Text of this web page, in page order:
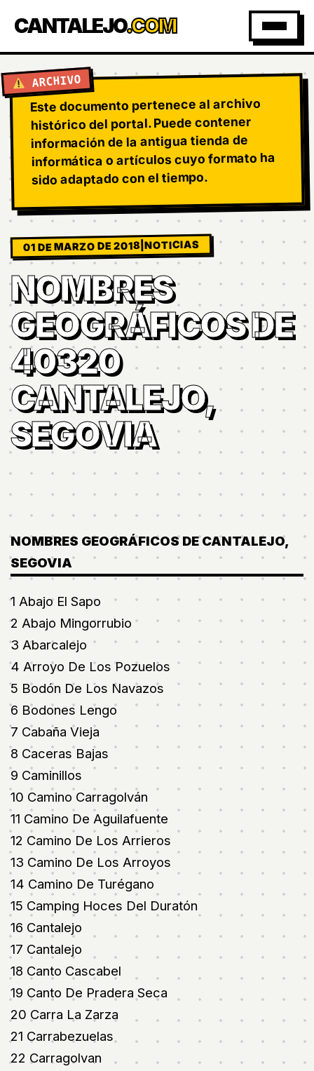
CANTALEJO.COM
ARCHIVO
Este documento pertenece al archivo
histórico del portal. Puede contener
información de la antigua tienda de
informática o artículos cuyo formato ha
sido adaptado con el tiempo.
01 DE MARZO DE 2018|NOTICIAS
NOMBRES
GEOGRÁFICOS DE
40320
CANTALEJO,
SEGOVIA
NOMBRES GEOGRÁFICOS DE CANTALEJO,
SEGOVIA
1 Abajo El Sapo
2 Abajo Mingorrubio
3 Abarcalejo
4 Arroyo De Los Pozuelos
5 Bodón De Los Navazos
6 Bodones Lengo
7 Cabaña Vieja
8 Caceras Bajas
9 Caminillos
10 Camino Carragolván
11 Camino De Aguilafuente
12 Camino De Los Arrieros
13 Camino De Los Arroyos
14 Camino De Turégano
15 Camping Hoces Del Duratón
16 Cantalejo
17 Cantalejo
18 Canto Cascabel
19 Canto De Pradera Seca
20 Carra La Zarza
21 Carrabezuelas
22 Carragolvan